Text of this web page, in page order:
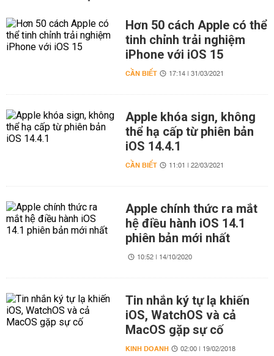
Hơn 50 cách Apple có thể
tinh chỉnh trải nghiệm
iPhone với iOS 15
CẦN BIẾT 17:14 | 31/03/2021
Apple khóa sign, không
thể hạ cấp từ phiên bản
iOS 14.4.1
CẦN BIẾT 11:01 | 22/03/2021
Apple chính thức ra mắt
hệ điều hành iOS 14.1
phiên bản mới nhất
10:52 | 14/10/2020
Tin nhắn ký tự lạ khiến
iOS, WatchOS và cả
MacOS gặp sự cố
KINH DOANH 02:00 | 19/02/2018